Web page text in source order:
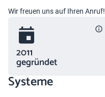
Wir freuen uns auf Ihren Anruf!
2011
gegründet
Systeme